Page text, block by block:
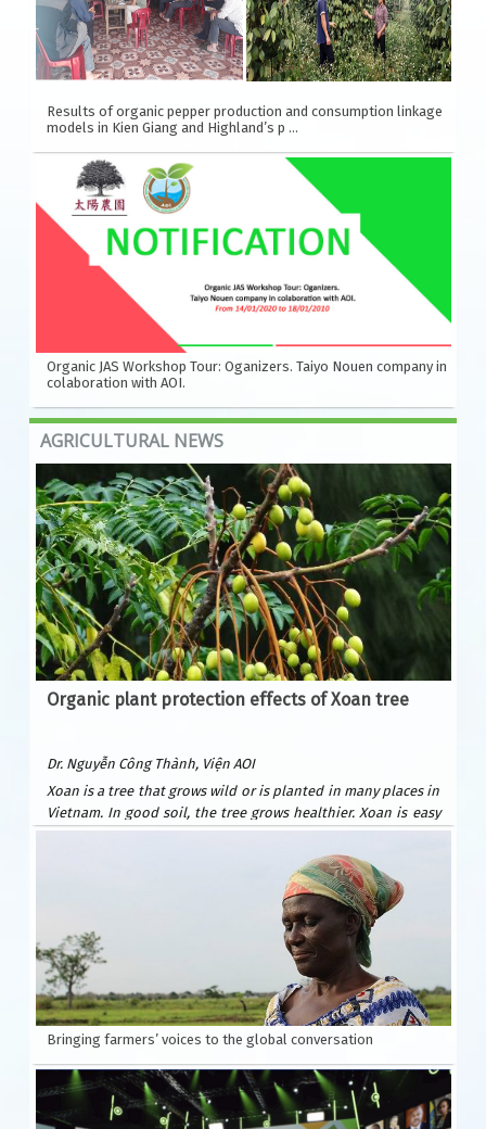
Results of organic pepper production and consumption linkage
models in Kien Giang and Highland’s p …
Organic JAS Workshop Tour: Oganizers. Taiyo Nouen company in
colaboration with AOI.
AGRICULTURAL NEWS
Organic plant protection effects of Xoan tree
Dr. Nguyễn Công Thành, Viện AOI
Xoan is a tree that grows wild or is planted in many places in
Vietnam. In good soil, the tree grows healthier. Xoan is easy
to plant and grows quickly. After only 6 years, it can be
exploited for wood to build houses and furniture. Xoan
wood is beautiful and durable, valued as precious forest
wood because it is resistant to termites. Xoan is suitable for
many types of soil: sandy beaches, plains, hills, and fields.
Usually planted by seeds.
According to Wikipedia, Xoan is native to India, southern
China and Australia.
Bringing farmers’ voices to the global conversation